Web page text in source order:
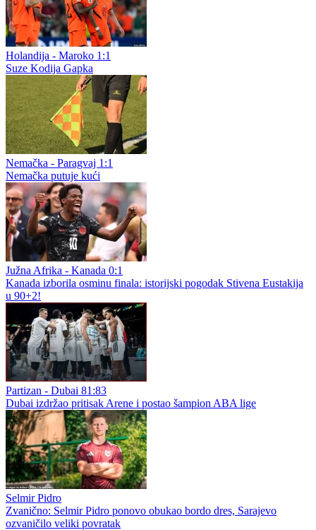
Holandija - Maroko 1:1
Suze Kodija Gapka
Nemačka - Paragvaj 1:1
Nemačka putuje kući
Južna Afrika - Kanada 0:1
Kanada izborila osminu finala: istorijski pogodak Stivena Eustakija
u 90+2!
Partizan - Dubai 81:83
Dubai izdržao pritisak Arene i postao šampion ABA lige
Selmir Pidro
Zvanično: Selmir Pidro ponovo obukao bordo dres, Sarajevo
ozvaničilo veliki povratak